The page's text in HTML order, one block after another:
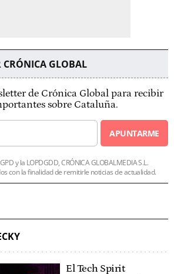
CRÓNICA GLOBAL
de Crónica Global para recibir
sobre Cataluña.
APUNTARME
y la LOPDGDD, CRÓNICA GLOBALMEDIA S.L.
con la finalidad de remitirle noticias de actualidad.
El Tech Spirit